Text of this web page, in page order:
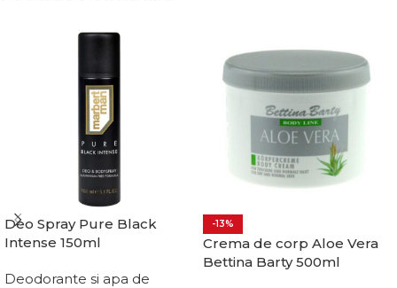
Deo Spray Pure Black
Intense 150ml
Deodorante si apa de
-13%
Crema de corp Aloe Vera
Bettina Barty 500ml